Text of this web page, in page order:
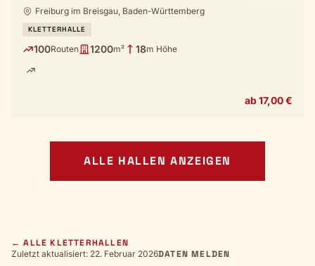
Freiburg im Breisgau, Baden-Württemberg
KLETTERHALLE
100Routen 1200m² 18m Höhe
ab 17,00 €
ALLE HALLEN ANZEIGEN
← ALLE KLETTERHALLEN
Zuletzt aktualisiert: 22. Februar 2026DATEN MELDEN